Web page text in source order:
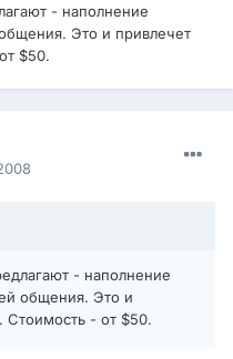
- наполнение
Это и привлечет
$50.
- наполнение
общения. Это и
Стоимость - от $50.